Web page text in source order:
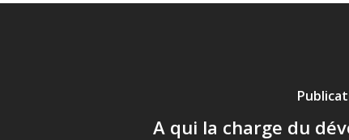
A qui la charge du